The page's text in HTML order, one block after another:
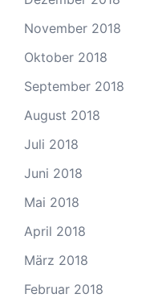
November 2018
Oktober 2018
September 2018
August 2018
Juli 2018
Juni 2018
Mai 2018
April 2018
März 2018
Februar 2018